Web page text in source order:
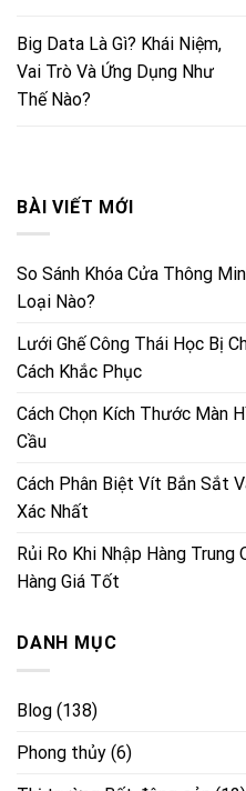
Big Data Là Gì? Khái Niệm,
Vai Trò Và Ứng Dụng Như
Thế Nào?
BÀI VIẾT MỚI
So Sánh Khóa Cửa Thông
Loại Nào?
Lưới Ghế Công Thái Học Bị
Cách Khắc Phục
Cách Chọn Kích Thước Màn
Cầu
Cách Phân Biệt Vít Bắn Sắt
Xác Nhất
Rủi Ro Khi Nhập Hàng Trung
Hàng Giá Tốt
DANH MỤC
Blog (138)
Phong thủy (6)